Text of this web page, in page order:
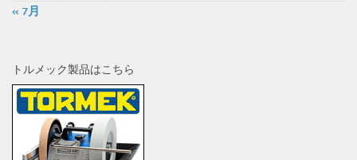
« 7月
トルメック製品はこちら